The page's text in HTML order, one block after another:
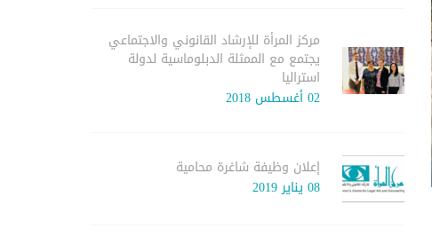
مركز المرأة للإرشاد القانوني والاجتماعي
يجتمع مع الممثلة الدبلوماسية لدولة
استراليا
02 أغسطس 2018
إعلان وظيفة شاغرة محامية
08 يناير 2019